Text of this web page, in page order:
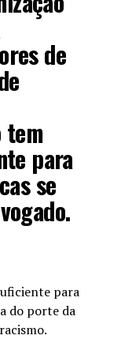
de
tem
para
se
para
do porte da